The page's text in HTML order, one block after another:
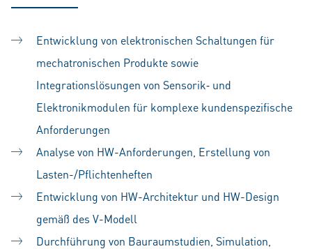
Entwicklung von elektronischen Schaltungen für
mechatronischen Produkte sowie
Integrationslösungen von Sensorik‑ und
Elektronikmodulen für komplexe kundenspezifische
Anforderungen
Analyse von HW-Anforderungen, Erstellung von
Lasten-/Pflichtenheften
Entwicklung von HW-Architektur und HW-Design
gemäß des V-Modell
Durchführung von Bauraumstudien, Simulation,